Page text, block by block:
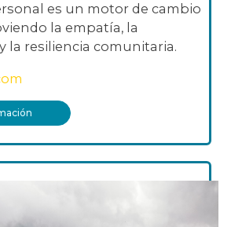
es un motor de cambio
la empatía, la
la resiliencia comunitaria.